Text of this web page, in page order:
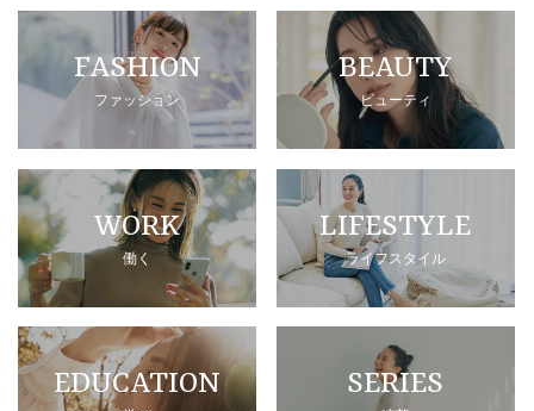
FASHION
ファッション
BEAUTY
ビューティ
WORK
働く
LIFESTYLE
ライフスタイル
EDUCATION SERIES